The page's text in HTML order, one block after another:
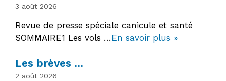
3 août 2026
Revue de presse spéciale canicule et santé
SOMMAIRE1 Les vols …En savoir plus »
Les brèves …
2 août 2026